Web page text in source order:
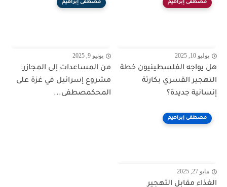
مصطفى إبراهيم
يوليو 10, 2025
هل يواجه الفلسطينيون خطة
التهجير القسري بكارثة
إنسانية جديدة؟
مصطفى إبراهيم
يونيو 9, 2025
من المساعدات إلى المجازر:
مشروع إسرائيل في غزة على
المحكمصطفى...
مصطفى إبراهيم
مايو 27, 2025
الغذاء مقابل التهجير